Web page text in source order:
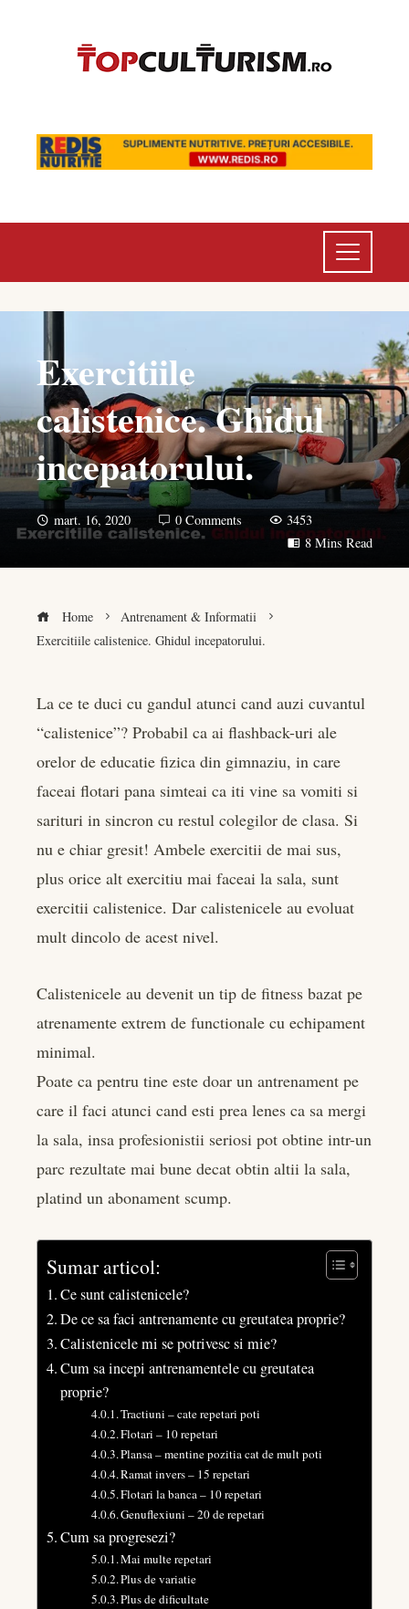
Exercitiile
calistenice. Ghidul
incepatorului.
mart. 16, 2020 0 Comments
3453
8 Mins Read
Home
Antrenament & Informatii
Exercitiile calistenice. Ghidul incepatorului.
La ce te duci cu gandul atunci cand auzi cuvantul
“calistenice”? Probabil ca ai flashback-uri ale
orelor de educatie fizica din gimnaziu, in care
faceai flotari pana simteai ca iti vine sa vomiti si
sarituri in sincron cu restul colegilor de clasa. Si
nu e chiar gresit! Ambele exercitii de mai sus,
plus orice alt exercitiu mai faceai la sala, sunt
exercitii calistenice. Dar calistenicele au evoluat
mult dincolo de acest nivel.
Calistenicele au devenit un tip de fitness bazat pe
atrenamente extrem de functionale cu echipament
minimal.
Poate ca pentru tine este doar un antrenament pe
care il faci atunci cand esti prea lenes ca sa mergi
la sala, insa profesionistii seriosi pot obtine intr-un
parc rezultate mai bune decat obtin altii la sala,
platind un abonament scump.
Sumar articol:
Ce sunt calistenicele?
De ce sa faci antrenamente cu greutatea proprie?
Calistenicele mi se potrivesc si mie?
Cum sa incepi antrenamentele cu greutatea
proprie?
Tractiuni – cate repetari poti
Flotari – 10 repetari
Plansa – mentine pozitia cat de mult poti
Ramat invers – 15 repetari
Flotari la banca – 10 repetari
Genuflexiuni – 20 de repetari
Cum sa progresezi?
Mai multe repetari
Plus de variatie
Plus de dificultate